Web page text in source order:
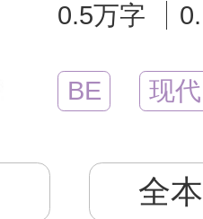
0.5万字
BE 现代
全